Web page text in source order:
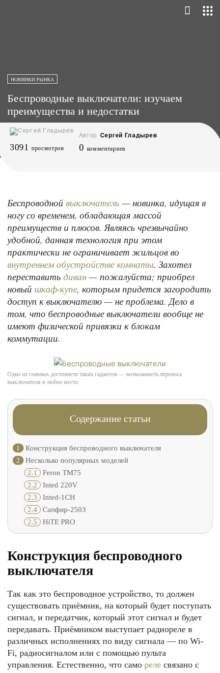
НОВИНКИ РЫНКА
Беспроводные выключатели: изучаем
преимущества и недостатки
Автор Сергей Гладырев
3091 просмотров 0 комментариев
Беспроводной выключатель — новинка, идущая в
ногу со временем, обладающая массой
преимуществ и плюсов. Являясь чрезвычайно
удобной, данная технология при этом
практически не ограничивает жильцов во
внутреннем обустройстве комнаты. Захотел
переставить диван — пожалуйста; приобрел
новый шкаф-купе, которым придется загородить
доступ к выключателю — не проблема. Дело в
том, что беспроводные выключатели вообще не
имеют физической привязки к блокам
коммутации.
Одно из главных достоинств таких гаджетов — возможность переноса
выключателя в любое место
Содержание статьи
1
Конструкция беспроводного выключателя
2
Несколько популярных моделей
2.1 Feron TM75
2.2 Inted 220V
2.3 Inted-1CH
2.4 Сапфир-2503
2.5 HiTE PRO
Конструкция беспроводного
выключателя
Так как это беспроводное устройство, то должен
существовать приёмник, на который будет поступать
сигнал, и передатчик, который этот сигнал и будет
передавать. Приёмником выступает радиореле в
различных исполнениях по виду сигнала — по Wi-
Fi, радиосигналом или с помощью пульта
управления. Естественно, что само реле связано с